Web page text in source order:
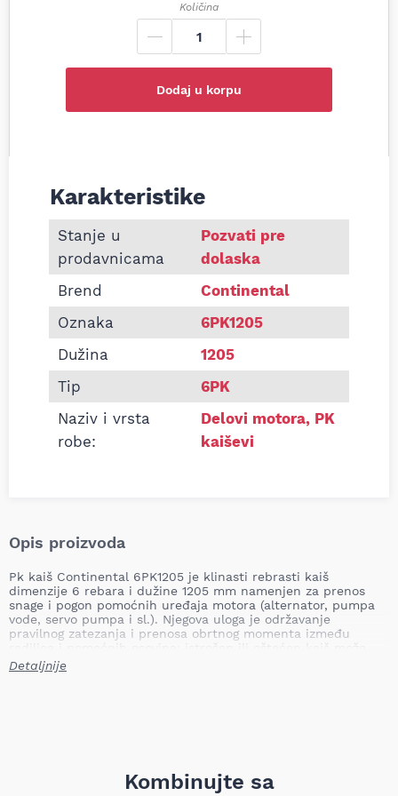
Količina
Dodaj u korpu
Informacije o Pk kaiš Continental 6PK1205
Karakteristike
Stanje u
prodavnicama
Pozvati pre
dolaska
Brend
Continental
Oznaka
6PK1205
Dužina
1205
Tip
6PK
Naziv i vrsta
robe:
Delovi motora, PK
kaiševi
Opis proizvoda
Pk kaiš Continental 6PK1205 je klinasti rebrasti kaiš
dimenzije 6 rebara i dužine 1205 mm namenjen za prenos
snage i pogon pomoćnih uređaja motora (alternator, pumpa
vode, servo pumpa i sl.). Njegova uloga je održavanje
pravilnog zatezanja i prenosa obrtnog momenta između
dovesti do gubitka pogona pomoćnih sistema, pregrevanja
motora, praznog punjenja akumulatora i mogućeg kvara
Dužina: 1205 mm
Težina: ~0,13 kg (TecDoc 0,127 kg)
Detaljnije
Kombinujte sa